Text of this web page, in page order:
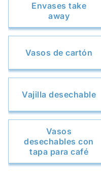
Envases take
away
Vasos de cartón
Vajilla desechable
Vasos
desechables con
tapa para café